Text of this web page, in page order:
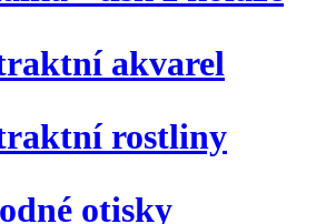
akvarel
rostliny
otisky